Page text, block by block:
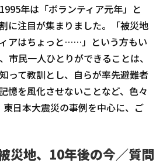
年は「ボランティア元年」と
に注目が集まりました。「被災地
アはちょっと……」という方もい
市民一人ひとりができることは、
って教訓とし、自らが率先避難者
憶を風化させないことなど、色々
東日本大震災の事例を中心に、ご
災地、10年後の今／質問